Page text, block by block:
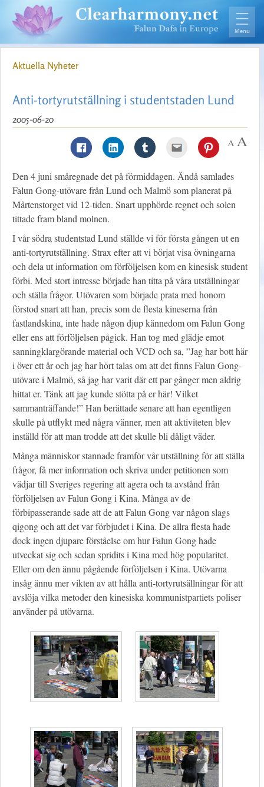
Aktuella Nyheter
Anti-tortyrutställning i studentstaden Lund
2005-06-20
Den 4 juni småregnade det på förmiddagen. Ändå samlades
Falun Gong-utövare från Lund och Malmö som planerat på
Mårtenstorget vid 12-tiden. Snart upphörde regnet och solen
tittade fram bland molnen.
I vår södra studentstad Lund ställde vi för första gången ut en
anti-tortyrutställning. Strax efter att vi börjat visa övningarna
och dela ut information om förföljelsen kom en kinesisk student
förbi. Med stort intresse började han titta på våra utställningar
och ställa frågor. Utövaren som började prata med honom
förstod snart att han, precis som de flesta kineserna från
fastlandskina, inte hade någon djup kännedom om Falun Gong
eller ens att förföljelsen pågick. Han tog med glädje emot
sanningklargörande material och VCD och sa, ”Jag har bott här
i över ett år och jag har hört talas om att det finns Falun Gong-
utövare i Malmö, så jag har varit där ett par gånger men aldrig
hittat er. Tänk att jag kunde stötta på er här! Vilket
sammanträffande!” Han berättade senare att han egentligen
skulle på utflykt med några vänner, men att aktiviteten blev
inställd för att man trodde att det skulle bli dåligt väder.
Många människor stannade framför vår utställning för att ställa
frågor, få mer information och skriva under petitionen som
vädjar till Sveriges regering att agera och ta avstånd från
förföljelsen av Falun Gong i Kina. Många av de
förbipasserande sade att de att Falun Gong var någon slags
qigong och att det var förbjudet i Kina. De allra flesta hade
dock ingen djupare förståelse om hur Falun Gong hade
utveckat sig och sedan spridits i Kina med hög popularitet.
Eller om den ännu pågående förföljelsen i Kina. Utövarna
insåg ännu mer vikten av att hålla anti-tortyrutsällningar för att
avslöja vilka metoder den kinesiska kommunistpartiets poliser
använder på utövarna.